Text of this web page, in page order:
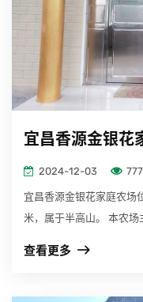
宜昌香源金银花
2024-12-03
宜昌香源金银花家庭农场
米，属于半高山。 本农场
查看更多